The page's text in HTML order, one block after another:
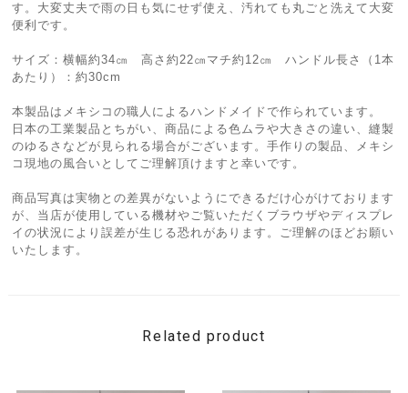
す。大変丈夫で雨の日も気にせず使え、汚れても丸ごと洗えて大変
便利です。
サイズ：横幅約34㎝ 高さ約22㎝マチ約12㎝ ハンドル長さ（1本
あたり）：約30cm
本製品はメキシコの職人によるハンドメイドで作られています。
日本の工業製品とちがい、商品による色ムラや大きさの違い、縫製
のゆるさなどが見られる場合がございます。手作りの製品、メキシ
コ現地の風合いとしてご理解頂けますと幸いです。
商品写真は実物との差異がないようにできるだけ心がけております
が、当店が使用している機材やご覧いただくブラウザやディスプレ
イの状況により誤差が生じる恐れがあります。ご理解のほどお願い
いたします。
Related product